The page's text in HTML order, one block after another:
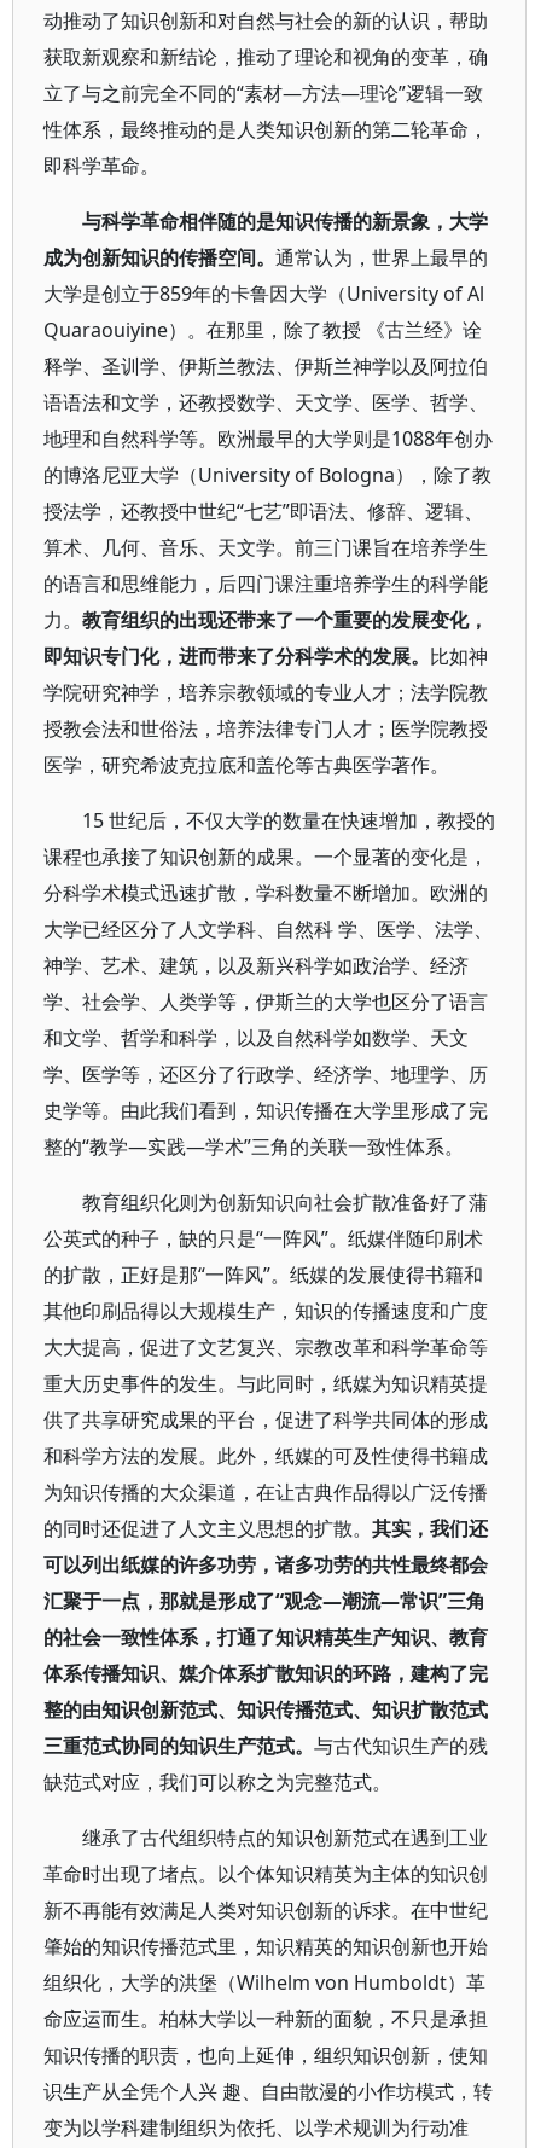
动推动了知识创新和对自然与社会的新的认识，帮助
获取新观察和新结论，推动了理论和视角的变革，确
立了与之前完全不同的“素材—方法—理论”逻辑一致
性体系，最终推动的是人类知识创新的第二轮革命，
即科学革命。
与科学革命相伴随的是知识传播的新景象，大学
成为创新知识的传播空间。 通常认为，世界上最早的
大学是创立于859年的卡鲁因大学（University of Al
Quaraouiyine）。在那里，除了教授 《古兰经》诠
释学、圣训学、伊斯兰教法、伊斯兰神学以及阿拉伯
语语法和文学，还教授数学、天文学、医学、哲学、
地理和自然科学等。欧洲最早的大学则是1088年创办
的博洛尼亚大学（University of Bologna），除了教
授法学，还教授中世纪“七艺”即语法、修辞、逻辑、
算术、几何、音乐、天文学。前三门课旨在培养学生
的语言和思维能力，后四门课注重培养学生的科学能
力。 教育组织的出现还带来了一个重要的发展变化，
即知识专门化，进而带来了分科学术的发展。 比如神
学院研究神学，培养宗教领域的专业人才；法学院教
授教会法和世俗法，培养法律专门人才；医学院教授
医学，研究希波克拉底和盖伦等古典医学著作。
15 世纪后，不仅大学的数量在快速增加，教授的
课程也承接了知识创新的成果。一个显著的变化是，
分科学术模式迅速扩散，学科数量不断增加。欧洲的
大学已经区分了人文学科、自然科 学、医学、法学、
神学、艺术、建筑，以及新兴科学如政治学、经济
学、社会学、人类学等，伊斯兰的大学也区分了语言
和文学、哲学和科学，以及自然科学如数学、天文
学、医学等，还区分了行政学、经济学、地理学、历
史学等。由此我们看到，知识传播在大学里形成了完
整的“教学—实践—学术”三角的关联一致性体系。
教育组织化则为创新知识向社会扩散准备好了蒲
公英式的种子，缺的只是“一阵风”。纸媒伴随印刷术
的扩散，正好是那“一阵风”。纸媒的发展使得书籍和
其他印刷品得以大规模生产，知识的传播速度和广度
大大提高，促进了文艺复兴、宗教改革和科学革命等
重大历史事件的发生。与此同时，纸媒为知识精英提
供了共享研究成果的平台，促进了科学共同体的形成
和科学方法的发展。此外，纸媒的可及性使得书籍成
为知识传播的大众渠道，在让古典作品得以广泛传播
的同时还促进了人文主义思想的扩散。 其实，我们还
可以列出纸媒的许多功劳，诸多功劳的共性最终都会
汇聚于一点，那就是形成了“观念—潮流—常识”三角
的社会一致性体系，打通了知识精英生产知识、教育
体系传播知识、媒介体系扩散知识的环路，建构了完
整的由知识创新范式、知识传播范式、知识扩散范式
三重范式协同的知识生产范式。 与古代知识生产的残
缺范式对应，我们可以称之为完整范式。
继承了古代组织特点的知识创新范式在遇到工业
革命时出现了堵点。以个体知识精英为主体的知识创
新不再能有效满足人类对知识创新的诉求。在中世纪
肇始的知识传播范式里，知识精英的知识创新也开始
组织化，大学的洪堡（Wilhelm von Humboldt）革
命应运而生。柏林大学以一种新的面貌，不只是承担
知识传播的职责，也向上延伸，组织知识创新，使知
识生产从全凭个人兴 趣、自由散漫的小作坊模式，转
变为以学科建制组织为依托、以学术规训为行动准